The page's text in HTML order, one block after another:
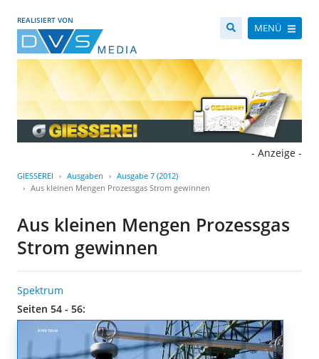
REALISIERT VON
MENÜ
- Anzeige -
GIESSEREI Ausgaben
Ausgabe 7 (2012)
Aus kleinen Mengen Prozessgas Strom gewinnen
Aus kleinen Mengen Prozessgas
Strom gewinnen
Spektrum
Seiten 54 - 56: